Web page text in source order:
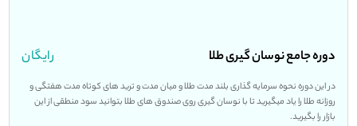
دوره جامع نوسان گیری طلا رایگان
در این دوره نحوه سرمایه گذاری بلند مدت طلا و میان مدت و ترید های کوتاه مدت هفتگی و
روزانه طلا را یاد میگیرید تا با نوسان گیری روی صندوق های طلا بتوانید سود منطقی از این
بازار را بگیرید.